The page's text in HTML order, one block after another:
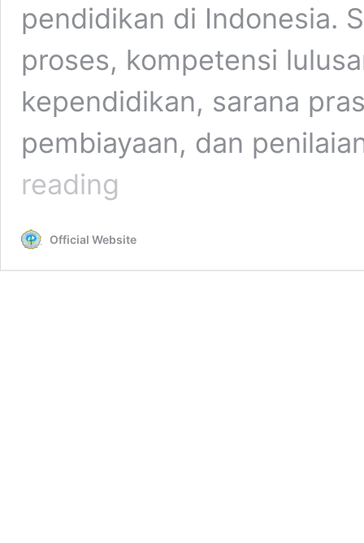
pendidikan di Indonesia.
proses, kompetensi
kependidikan, sarana
pembiayaan, dan
reading
Pendidikan
Official Website